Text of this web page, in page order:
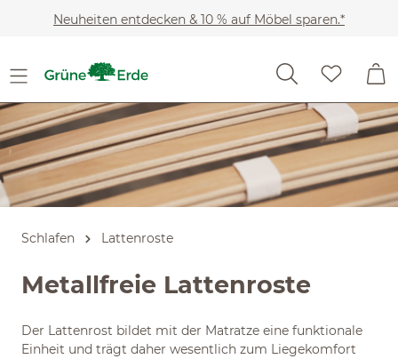
Zum Hauptinhalt springen
Neuheiten entdecken & 10 % auf Möbel sparen.*
Schlafen Lattenroste
Metallfreie Lattenroste
Der Lattenrost bildet mit der Matratze eine funktionale
Einheit und trägt daher wesentlich zum Liegekomfort